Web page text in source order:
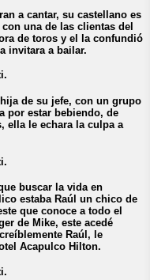
a cantar, su castellano es
una de las clientas del
de toros y el la confundió
invitara a bailar.
de su jefe, con un grupo
por estar bebiendo, de
ella le echara la culpa a
buscar la vida en
estaba Raúl un chico de
que conoce a todo el
de Mike, este acedé
Raúl, le
Acapulco Hilton.